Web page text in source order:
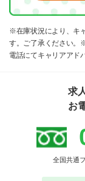
※在庫状況により、キ
す。ご了承ください。
電話にてキャリアアド
求
お
全国共通